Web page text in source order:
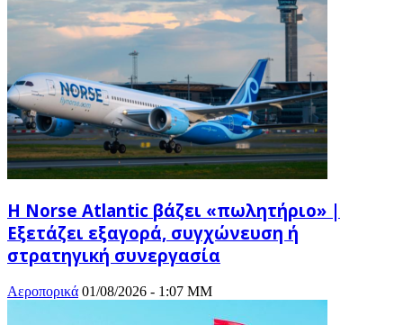
Η Norse Atlantic βάζει «πωλητήριο» |
Εξετάζει εξαγορά, συγχώνευση ή
στρατηγική συνεργασία
Αεροπορικά 01/08/2026 - 1:07 ΜΜ